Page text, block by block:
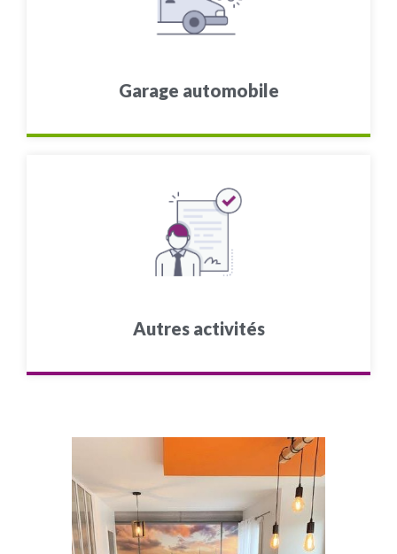
Garage automobile
Autres activités